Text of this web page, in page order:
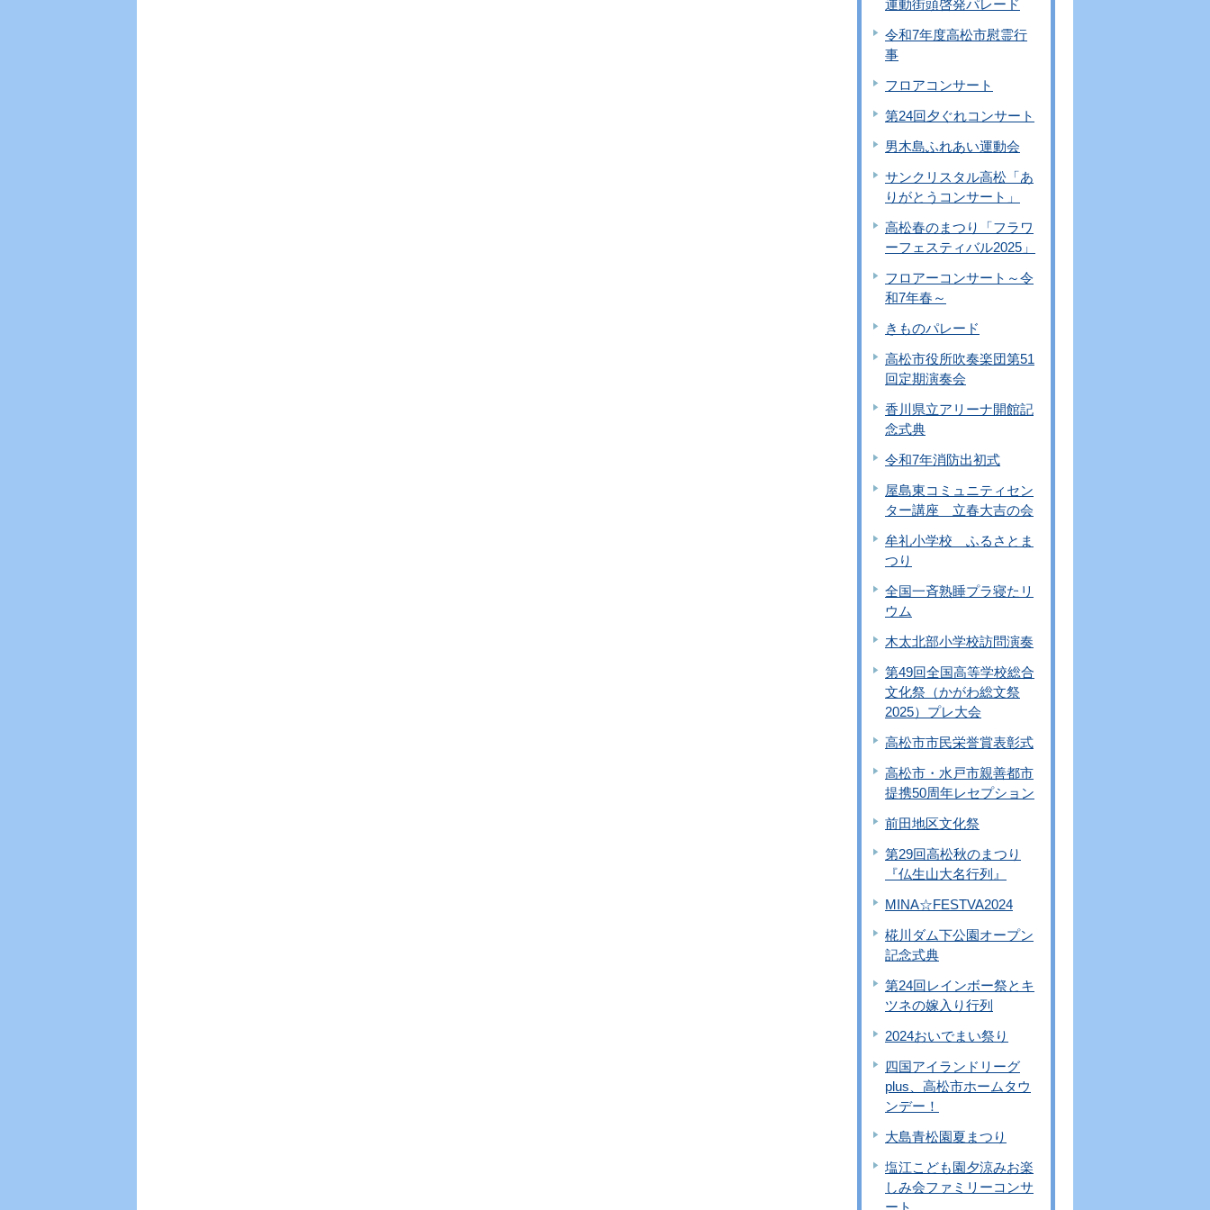
運動街頭啓発パレード
令和7年度高松市慰霊行
事
フロアコンサート
第24回夕ぐれコンサート
男木島ふれあい運動会
サンクリスタル高松「あ
りがとうコンサート」
高松春のまつり「フラワ
ーフェスティバル2025」
フロアーコンサート～令
和7年春～
きものパレード
高松市役所吹奏楽団第51
回定期演奏会
香川県立アリーナ開館記
念式典
令和7年消防出初式
屋島東コミュニティセン
ター講座 立春大吉の会
牟礼小学校 ふるさとま
つり
全国一斉熟睡プラ寝たリ
ウム
木太北部小学校訪問演奏
第49回全国高等学校総合
文化祭（かがわ総文祭
2025）プレ大会
高松市市民栄誉賞表彰式
高松市・水戸市親善都市
提携50周年レセプション
前田地区文化祭
第29回高松秋のまつり
『仏生山大名行列』
MINA☆FESTVA2024
椛川ダム下公園オープン
記念式典
第24回レインボー祭とキ
ツネの嫁入り行列
2024おいでまい祭り
四国アイランドリーグ
plus、高松市ホームタウ
ンデー！
大島青松園夏まつり
塩江こども園夕涼みお楽
しみ会ファミリーコンサ
ート